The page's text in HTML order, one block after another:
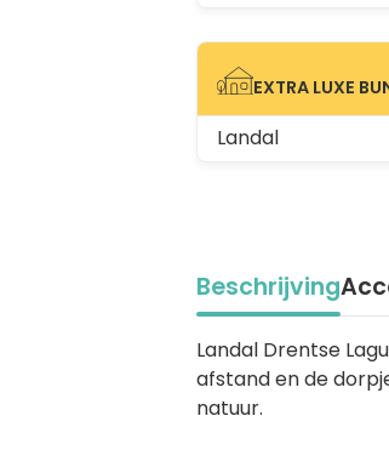
EXTRA LUXE
EXTRA LUXE
Landal
Beschrijving
Landal Drentse
afstand en de
natuur.